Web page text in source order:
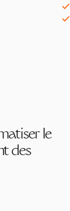
le
des